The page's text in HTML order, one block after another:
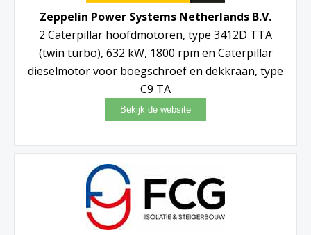
Zeppelin Power Systems Netherlands B.V.
2 Caterpillar hoofdmotoren, type 3412D TTA
(twin turbo), 632 kW, 1800 rpm en Caterpillar
dieselmotor voor boegschroef en dekkraan, type
C9 TA